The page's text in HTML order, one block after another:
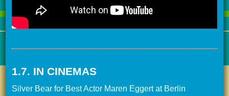
1.7. IN CINEMAS
Silver Bear for Best Actor Maren Eggert at Berlin